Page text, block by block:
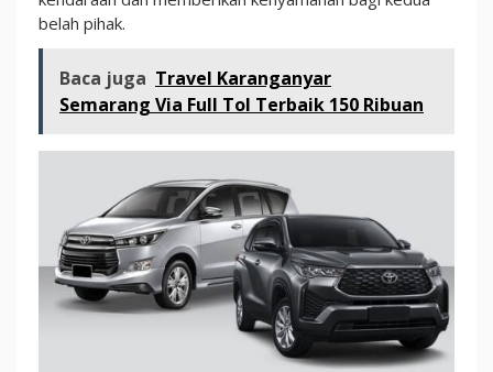
belah pihak.
Baca juga Travel Karanganyar
Semarang Via Full Tol Terbaik 150 Ribuan